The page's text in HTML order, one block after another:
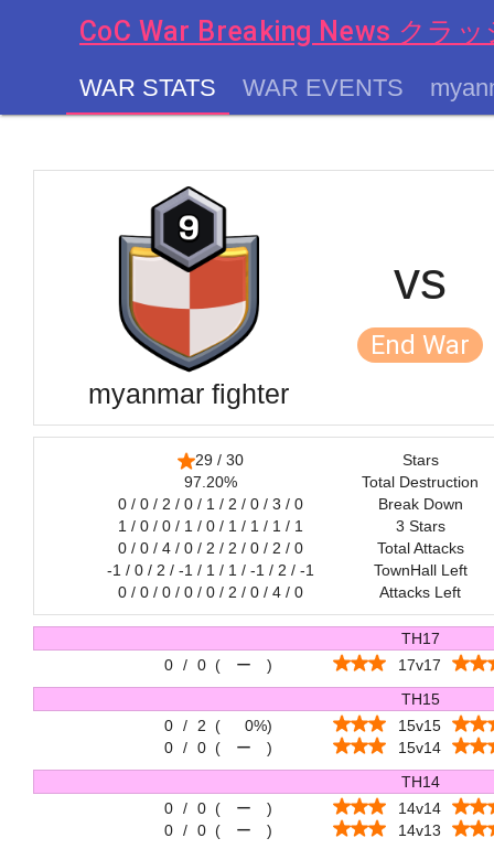
CoC War Breaking News クラ
WAR STATS WAR EVENTS
myanmar fighter
vs
End War
29 / 30
97.20%
0 / 0 / 2 / 0 / 1 / 2 / 0 / 3 / 0
1 / 0 / 0 / 1 / 0 / 1 / 1 / 1 / 1
0 / 0 / 4 / 0 / 2 / 2 / 0 / 2 / 0
-1 / 0 / 2 / -1 / 1 / 1 / -1 / 2 / -1
0 / 0 / 0 / 0 / 0 / 2 / 0 / 4 / 0
Stars
Total Destruction
Break Down
3 Stars
Total Attacks
TownHall Left
Attacks Left
TH17
0 / 0 ( ー )
17v17
TH15
0 / 2 ( 0%)
15v15
0 / 0 ( ー )
15v14
TH14
0 / 0 ( ー )
14v14
0 / 0 ( ー )
14v13